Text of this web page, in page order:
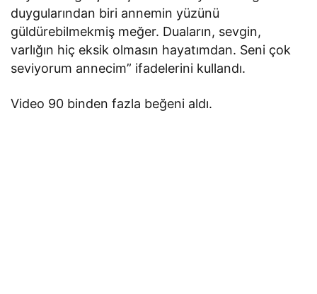
duygularından biri annemin yüzünü
güldürebilmekmiş meğer. Duaların, sevgin,
varlığın hiç eksik olmasın hayatımdan. Seni çok
seviyorum annecim” ifadelerini kullandı.
Video 90 binden fazla beğeni aldı.